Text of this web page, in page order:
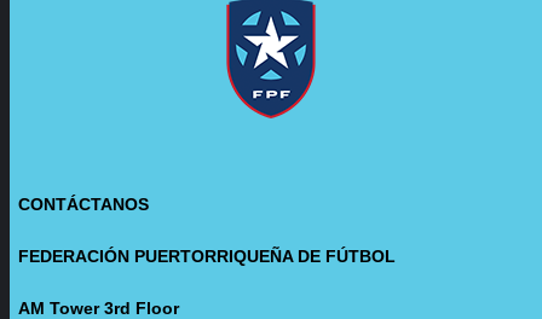
CONTÁCTANOS
FEDERACIÓN PUERTORRIQUEÑA DE FÚTBOL
AM Tower 3rd Floor